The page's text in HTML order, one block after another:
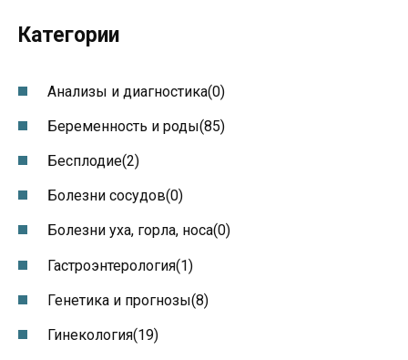
Категории
Анализы и диагностика(0)
Беременность и роды(85)
Бесплодие(2)
Болезни сосудов(0)
Болезни уха, горла, носа(0)
Гастроэнтерология(1)
Генетика и прогнозы(8)
Гинекология(19)